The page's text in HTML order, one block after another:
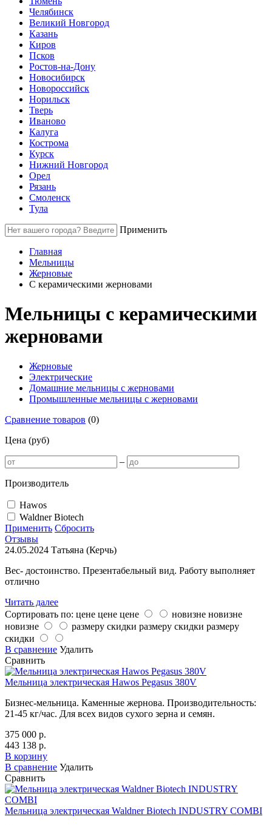
Челябинск
Великий Новгород
Казань
Киров
Псков
Ростов-на-Дону
Новосибирск
Новороссийск
Норильск
Тверь
Иваново
Калуга
Кострома
Курск
Нижний Новгород
Орел
Рязань
Смоленск
Тула
Применить
Главная
Мельницы
Жерновые
С керамическими жерновами
Мельницы с керамическими
жерновами
Жерновые
Электрические
Домашние мельницы с жерновами
Промышленные мельницы с жерновами
Сравнение товаров (0)
Цена (руб)
–
Производитель
Hawos
Waldner Biotech
Применить Сбросить
Отзывы
24.05.2024 Татьяна (Керчь)
Вес- достоинство. Презентабельный вид. Работу выполняет
отлично
Читать далее
Сортировать по: цене цене цене новизне новизне
новизне
размеру скидки размеру скидки размеру
скидки
В сравнение Удалить
Сравнить
Мельница электрическая Hawos Pegasus 380V
Бизнес-мельница. Каменные жернова. Производительность:
21-45 кг/час. Для всех видов сухого зерна и семян.
375 000 р.
443 138 р.
В корзину
В сравнение Удалить
Сравнить
Мельница электрическая Waldner Biotech INDUSTRY COMBI